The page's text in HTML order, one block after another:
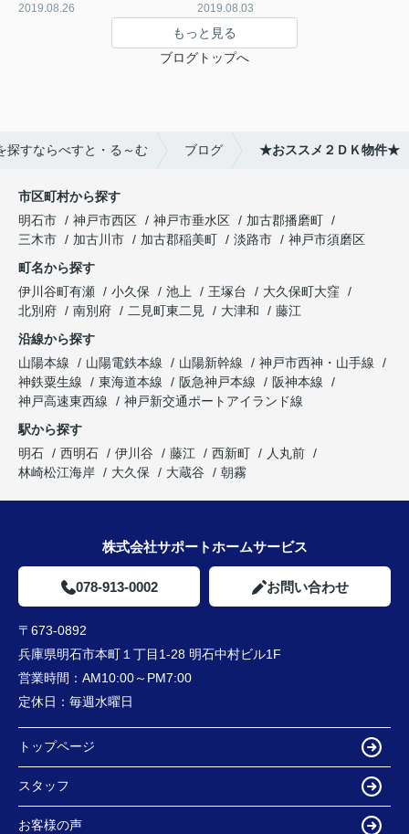
2019.08.26 2019.08.03
もっと見る
ブログトップへ
探すならべすと・る～む ブログ ★おススメ２ＤＫ物件★
市区町村から探す
明石市
神戸市西区 神戸市垂水区
加古郡播磨町
三木市
加古川市 加古郡稲美町 淡路市
神戸市須磨区
町名から探す
伊川谷町有瀬
小久保 池上 王塚台
大久保町大窪
北別府
南別府 二見町東二見 大津和
藤江
沿線から探す
山陽本線
山陽電鉄本線 山陽新幹線
神戸市西神・山手線
神鉄粟生線
東海道本線 阪急神戸本線
阪神本線
神戸高速東西線
神戸新交通ポートアイランド線
駅から探す
明石
西明石 伊川谷 藤江 西新町
人丸前
林崎松江海岸
大久保 大蔵谷 朝霧
株式会社サポートホームサービス
078-913-0002 お問い合わせ
〒673-0892
兵庫県明石市本町１丁目1-28 明石中村ビル1F
営業時間： AM10:00～PM7:00
定休日： 毎週水曜日
トップページ
スタッフ
お客様の声